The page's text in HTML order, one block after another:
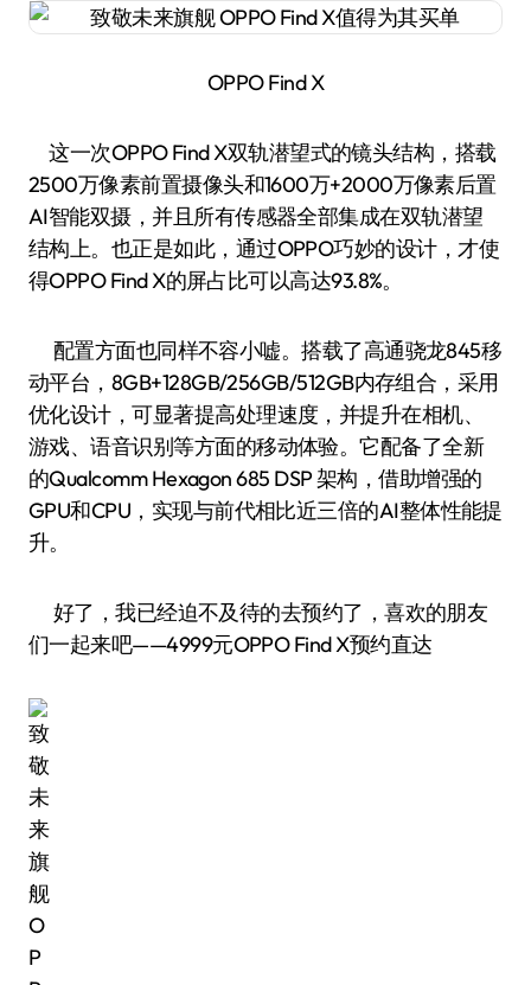
OPPO Find X
这一次OPPO Find X双轨潜望式的镜头结构，搭载
2500万像素前置摄像头和1600万+2000万像素后置
AI智能双摄，并且所有传感器全部集成在双轨潜望
结构上。也正是如此，通过OPPO巧妙的设计，才使
得OPPO Find X的屏占比可以高达93.8%。
配置方面也同样不容小嘘。搭载了高通骁龙845移
动平台，8GB+128GB/256GB/512GB内存组合，采用
优化设计，可显著提高处理速度，并提升在相机、
游戏、语音识别等方面的移动体验。它配备了全新
的Qualcomm Hexagon 685 DSP 架构，借助增强的
GPU和CPU，实现与前代相比近三倍的AI整体性能提
升。
好了，我已经迫不及待的去预约了，喜欢的朋友
们一起来吧——4999元OPPO Find X预约直达